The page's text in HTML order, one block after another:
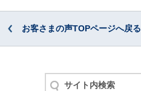
お客さまの声TOPページへ戻る